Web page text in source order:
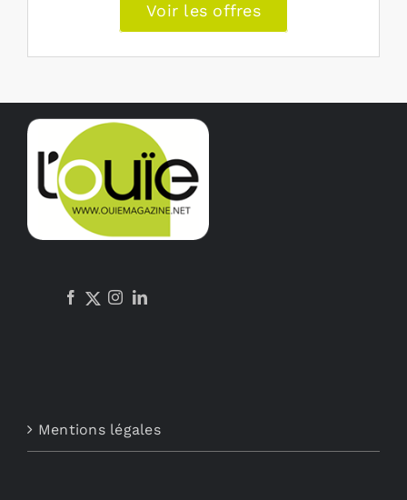
Voir les offres
Mentions légales